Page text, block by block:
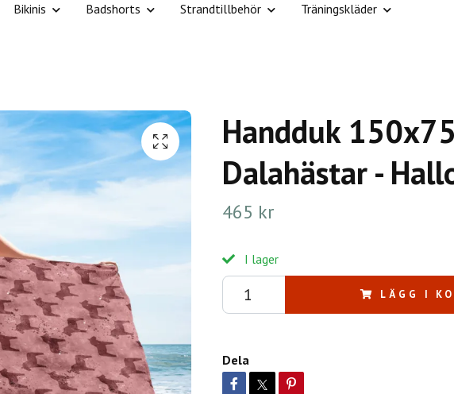
Bikinis Badshorts Strandtillbehör Träningskläder
Handduk
Dalahästar -
465 kr
I lager
LÄGG I
Dela